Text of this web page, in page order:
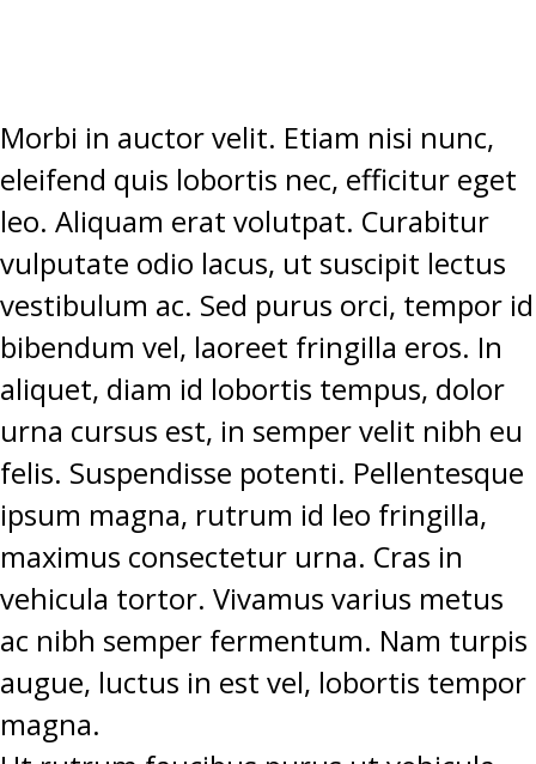
Morbi in auctor velit. Etiam nisi nunc,
eleifend quis lobortis nec, efficitur eget
leo. Aliquam erat volutpat. Curabitur
vulputate odio lacus, ut suscipit lectus
vestibulum ac. Sed purus orci, tempor id
bibendum vel, laoreet fringilla eros. In
aliquet, diam id lobortis tempus, dolor
urna cursus est, in semper velit nibh eu
felis. Suspendisse potenti. Pellentesque
ipsum magna, rutrum id leo fringilla,
maximus consectetur urna. Cras in
vehicula tortor. Vivamus varius metus
ac nibh semper fermentum. Nam turpis
augue, luctus in est vel, lobortis tempor
magna.